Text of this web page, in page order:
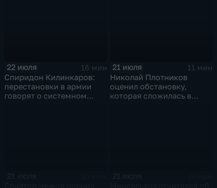
22 июля
16 мин
Спиридон Килинкаров:
перестановки в армии
говорят о системном
21 июля
11 мин
Николай Плотников
оценил обстановку,
которая сложилась в